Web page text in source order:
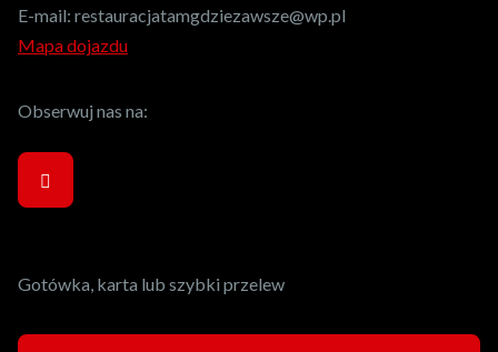
E-mail: restauracjatamgdziezawsze@wp.pl
Mapa dojazdu
Obserwuj nas na:
Gotówka, karta lub szybki przelew